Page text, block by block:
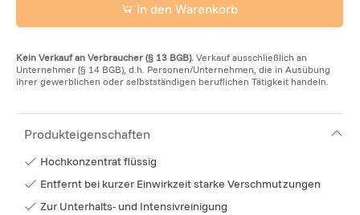
In den Warenkorb
Kein Verkauf an Verbraucher (§ 13 BGB). Verkauf ausschließlich an
Unternehmer (§ 14 BGB), d.h. Personen/Unternehmen, die in Ausübung
ihrer gewerblichen oder selbstständigen beruflichen Tätigkeit handeln.
Produkteigenschaften
Hochkonzentrat flüssig
Entfernt bei kurzer Einwirkzeit starke Verschmutzungen
Zur Unterhalts- und Intensivreinigung